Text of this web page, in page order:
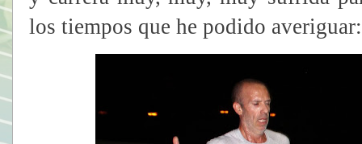
los tiempos que he podido averiguar: